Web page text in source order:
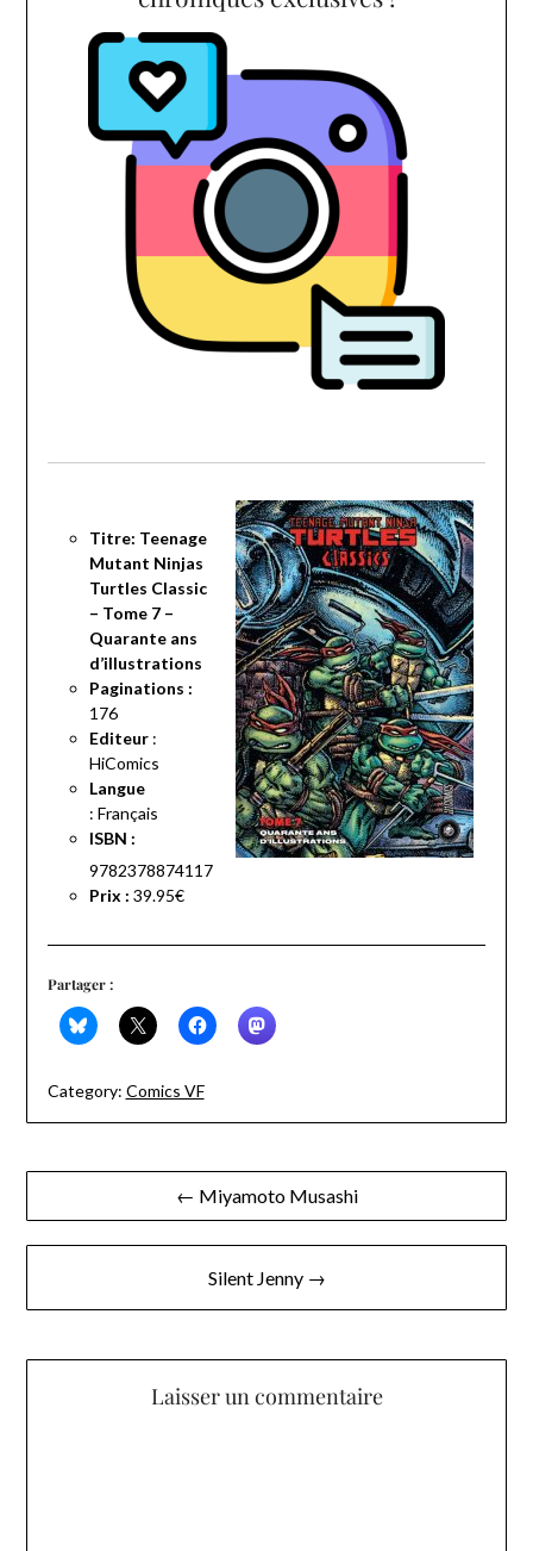
Titre: Teenage
Mutant Ninjas
Turtles Classic
– Tome 7 –
Quarante ans
d’illustrations
Paginations :
176
Editeur :
HiComics
Langue
: Français
ISBN :
9782378874117
Prix : 39.95€
Partager :
Category: Comics VF
Navigation
de
← Miyamoto Musashi
Silent Jenny →
Laisser un commentaire